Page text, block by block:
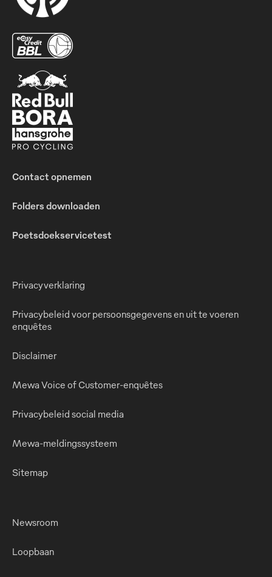
Contact opnemen
Folders downloaden
Poetsdoekservicetest
Privacyverklaring
Privacybeleid voor persoonsgegevens en uit te voeren
enquêtes
Disclaimer
Mewa Voice of Customer-enquêtes
Privacybeleid social media
Mewa-meldingssysteem
Sitemap
Newsroom
Loopbaan